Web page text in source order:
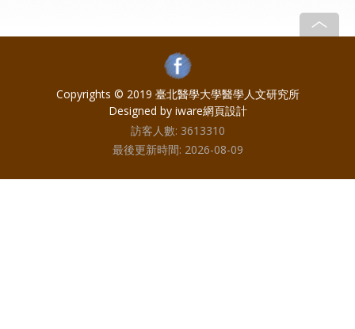
Copyrights © 2019 臺北醫學大學醫學人文研究所
Designed by iware網頁設計
訪客人數: 3613310
最後更新時間: 2026-08-09